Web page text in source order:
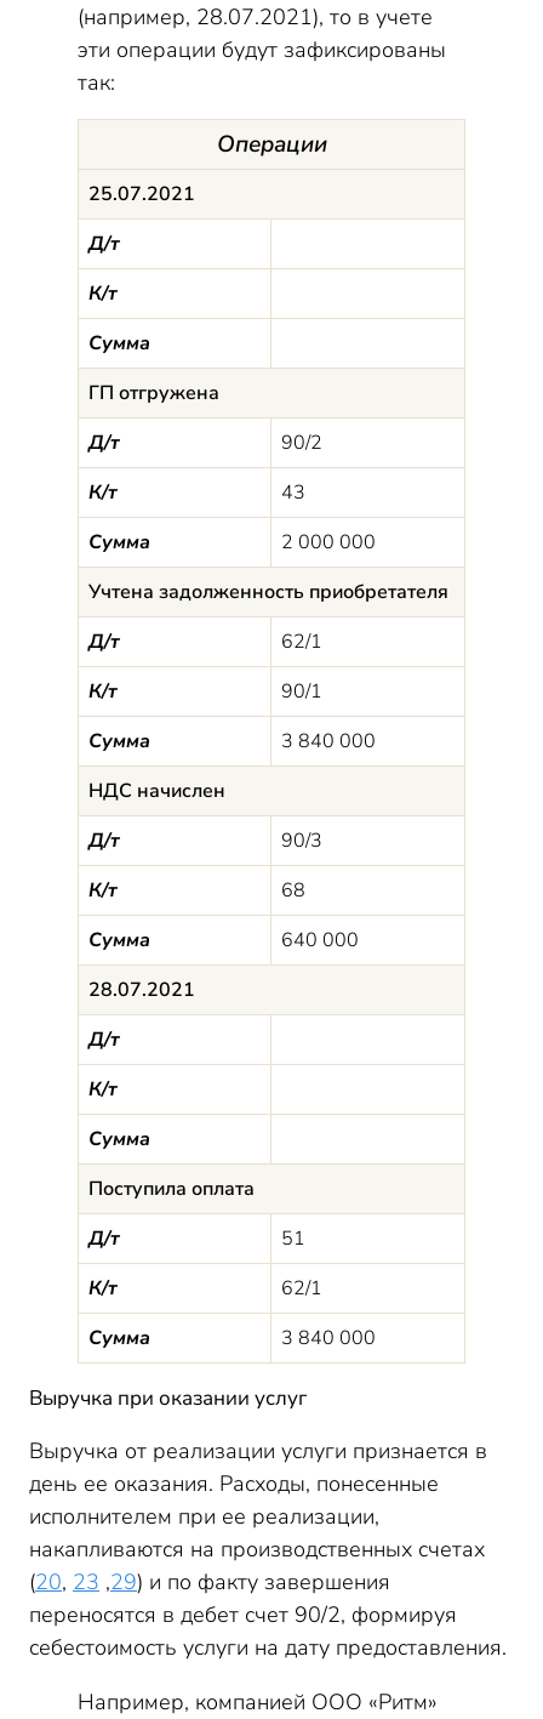
(например, 28.07.2021), то в учете
эти операции будут зафиксированы
так:
Операции
25.07.2021
Д/т
К/т
Сумма
ГП отгружена
Д/т
90/2
К/т
43
Сумма
2 000 000
Учтена задолженность приобретателя
Д/т
62/1
К/т
90/1
Сумма
3 840 000
НДС начислен
Д/т
90/3
К/т
68
Сумма
640 000
28.07.2021
Д/т
К/т
Сумма
Поступила оплата
Д/т
51
К/т
62/1
Сумма
3 840 000
Выручка при оказании услуг
Выручка от реализации услуги признается в
день ее оказания. Расходы, понесенные
исполнителем при ее реализации,
накапливаются на производственных счетах
(20, 23 ,29) и по факту завершения
переносятся в дебет счет 90/2, формируя
себестоимость услуги на дату предоставления.
Например, компанией ООО «Ритм»